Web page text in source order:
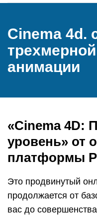
Cinema 4d.
анимации
«Cinema 4D:
уровень» от
платформы
Это продвинутый
продолжается от
вас до